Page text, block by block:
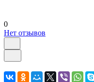
0
Нет отзывов